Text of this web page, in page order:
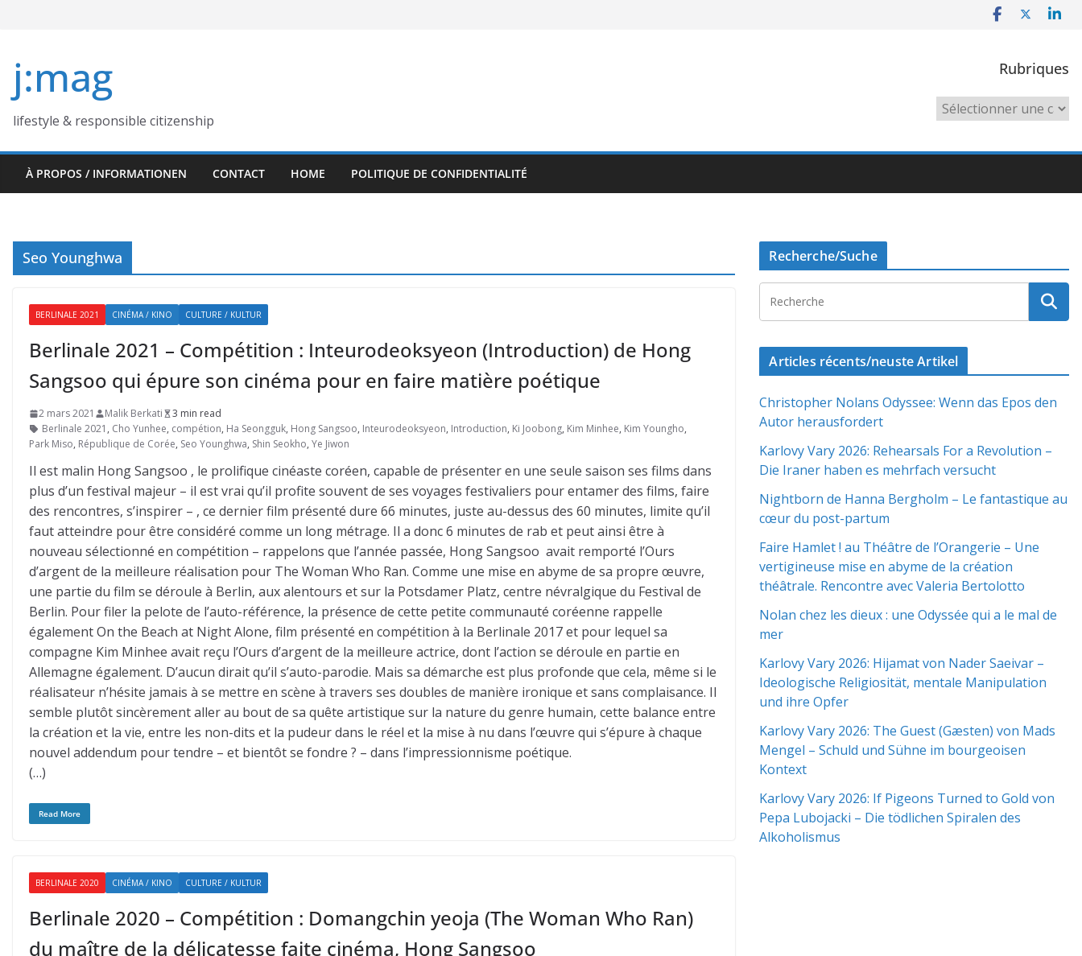
j:mag
lifestyle & responsible citizenship
Rubriques
Rubriques
À PROPOS / INFORMATIONEN CONTACT HOME POLITIQUE DE CONFIDENTIALITÉ
Seo Younghwa
BERLINALE 2021 CINÉMA / KINO CULTURE / KULTUR
Berlinale 2021 – Compétition : Inteurodeoksyeon (Introduction) de Hong
Sangsoo qui épure son cinéma pour en faire matière poétique
2 mars 2021 Malik Berkati
3 min read
Berlinale 2021 , Cho Yunhee, compétion, Ha Seongguk, Hong Sangsoo, Inteurodeoksyeon, Introduction, Ki Joobong, Kim Minhee, Kim Youngho,
Park Miso, République de Corée, Seo Younghwa, Shin Seokho, Ye Jiwon
Il est malin Hong Sangsoo , le prolifique cinéaste coréen, capable de présenter en une seule saison ses films dans
plus d’un festival majeur – il est vrai qu’il profite souvent de ses voyages festivaliers pour entamer des films, faire
des rencontres, s’inspirer – , ce dernier film présenté dure 66 minutes, juste au-dessus des 60 minutes, limite qu’il
faut atteindre pour être considéré comme un long métrage. Il a donc 6 minutes de rab et peut ainsi être à
nouveau sélectionné en compétition – rappelons que l’année passée, Hong Sangsoo avait remporté l’Ours
d’argent de la meilleure réalisation pour The Woman Who Ran. Comme une mise en abyme de sa propre œuvre,
une partie du film se déroule à Berlin, aux alentours et sur la Potsdamer Platz, centre névralgique du Festival de
Berlin. Pour filer la pelote de l’auto-référence, la présence de cette petite communauté coréenne rappelle
également On the Beach at Night Alone, film présenté en compétition à la Berlinale 2017 et pour lequel sa
compagne Kim Minhee avait reçu l’Ours d’argent de la meilleure actrice, dont l’action se déroule en partie en
Allemagne également. D’aucun dirait qu’il s’auto-parodie. Mais sa démarche est plus profonde que cela, même si le
réalisateur n’hésite jamais à se mettre en scène à travers ses doubles de manière ironique et sans complaisance. Il
semble plutôt sincèrement aller au bout de sa quête artistique sur la nature du genre humain, cette balance entre
la création et la vie, entre les non-dits et la pudeur dans le réel et la mise à nu dans l’œuvre qui s’épure à chaque
nouvel addendum pour tendre – et bientôt se fondre ? – dans l’impressionnisme poétique.
(…)
Read More
BERLINALE 2020 CINÉMA / KINO CULTURE / KULTUR
Berlinale 2020 – Compétition : Domangchin yeoja (The Woman Who Ran)
du maître de la délicatesse faite cinéma, Hong Sangsoo
Recherche/Suche
Articles récents/neuste Artikel
Christopher Nolans Odyssee: Wenn das Epos den
Autor herausfordert
Karlovy Vary 2026: Rehearsals For a Revolution –
Die Iraner haben es mehrfach versucht
Nightborn de Hanna Bergholm – Le fantastique au
cœur du post-partum
Faire Hamlet ! au Théâtre de l’Orangerie – Une
vertigineuse mise en abyme de la création
théâtrale. Rencontre avec Valeria Bertolotto
Nolan chez les dieux : une Odyssée qui a le mal de
mer
Karlovy Vary 2026: Hijamat von Nader Saeivar​​ –
Ideologische Religiosität, mentale Manipulation
und ihre Opfer
Karlovy Vary 2026: The Guest (Gæsten) von Mads
Mengel – Schuld und Sühne im bourgeoisen
Kontext
Karlovy Vary 2026: If Pigeons Turned to Gold von
Pepa Lubojacki – Die tödlichen Spiralen des
Alkoholismus